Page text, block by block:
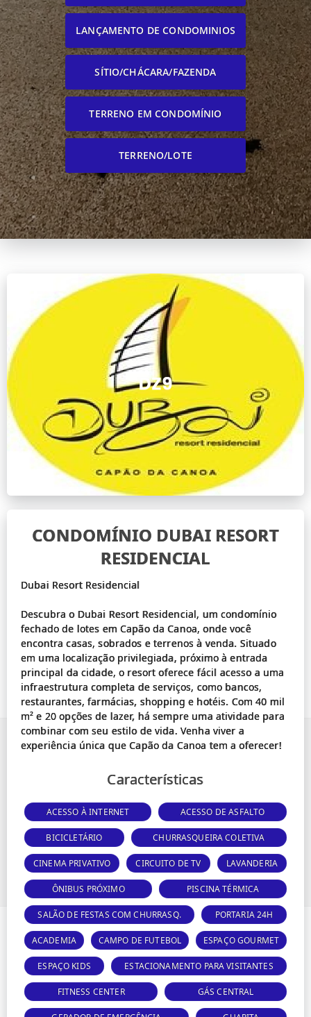
LANÇAMENTO DE CONDOMINIOS
SÍTIO/CHÁCARA/FAZENDA
TERRENO EM CONDOMÍNIO
TERRENO/LOTE
CONDOMÍNIO DUBAI RESORT
RESIDENCIAL
Dubai Resort Residencial
Descubra o Dubai Resort Residencial, um condomínio
fechado de lotes em Capão da Canoa, onde você
encontra casas, sobrados e terrenos à venda. Situado
em uma localização privilegiada, próximo à entrada
principal da cidade, o resort oferece fácil acesso a uma
infraestrutura completa de serviços, como bancos,
restaurantes, farmácias, shopping e hotéis. Com 40 mil
m² e 20 opções de lazer, há sempre uma atividade para
combinar com seu estilo de vida. Venha viver a
Características
ACESSO À INTERNET ACESSO DE ASFALTO
BICICLETÁRIO CHURRASQUEIRA COLETIVA
CINEMA PRIVATIVO CIRCUITO DE TV LAVANDERIA
ÔNIBUS PRÓXIMO PISCINA TÉRMICA
SALÃO DE FESTAS COM CHURRASQ. PORTARIA 24H
ACADEMIA CAMPO DE FUTEBOL ESPAÇO GOURMET
ESPAÇO KIDS ESTACIONAMENTO PARA VISITANTES
FITNESS CENTER GÁS CENTRAL